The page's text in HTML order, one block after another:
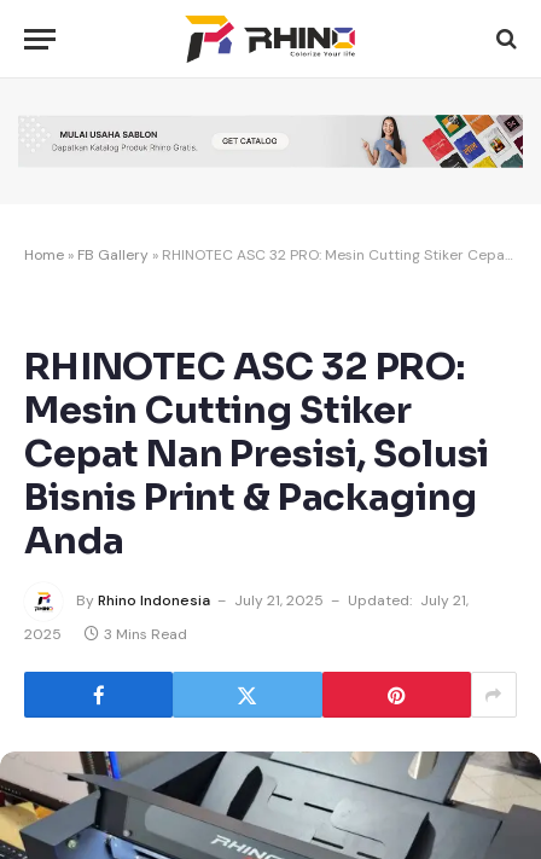
Home » FB Gallery » RHINOTEC ASC 32 PRO: Mesin Cutting Stiker Cepat Nan Presisi, Solusi Bisnis Print & Packaging Anda
RHINOTEC ASC 32 PRO:
Mesin Cutting Stiker
Cepat Nan Presisi, Solusi
Bisnis Print & Packaging
Anda
ByRhino Indonesia July 21, 2025 Updated: July 21,
2025
3 Mins Read